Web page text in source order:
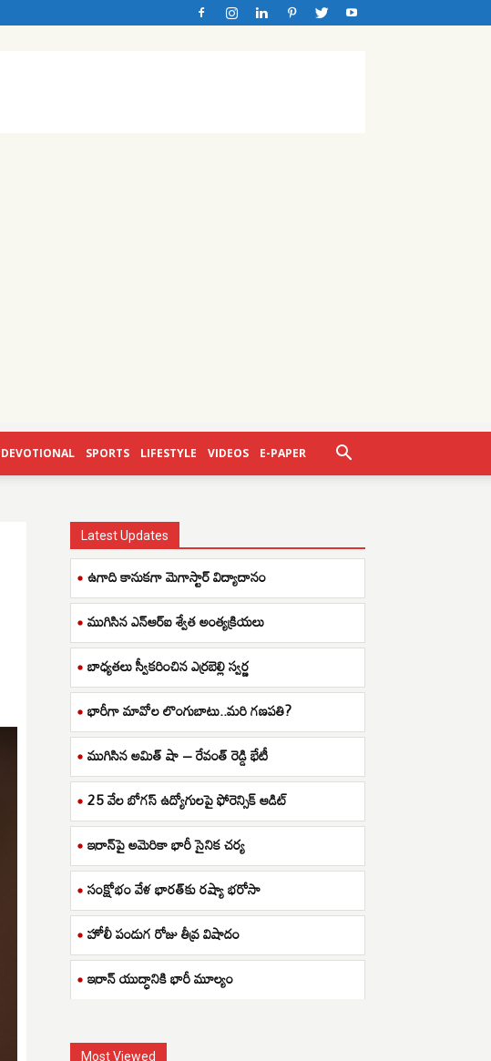
DEVOTIONAL SPORTS LIFESTYLE VIDEOS E-PAPER
Latest Updates
ఉగాది కానుకగా మెగాస్టార్ విద్యాదానం
ముగిసిన ఎన్ఆర్ఐ శ్వేత అంత్యక్రియలు
బాధ్యతలు స్వీకరించిన ఎర్రబెల్లి స్వర్ణ
భారీగా మావోల లొంగుబాటు..మరి గణపతి?
ముగిసిన అమిత్ షా – రేవంత్ రెడ్డి భేటీ
25 వేల బోగస్ ఉద్యోగులపై ఫోరెన్సిక్ ఆడిట్
ఇరాన్‌పై అమెరికా భారీ సైనిక చర్య
సంక్షోభం వేళ భారత్‌కు రష్యా భరోసా
హోలీ పండుగ రోజు తీవ్ర విషాదం
ఇరాన్ యుద్ధానికి భారీ మూల్యం
Most Viewed